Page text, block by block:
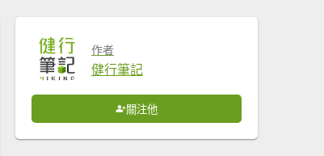
作者
健行筆記
關注他